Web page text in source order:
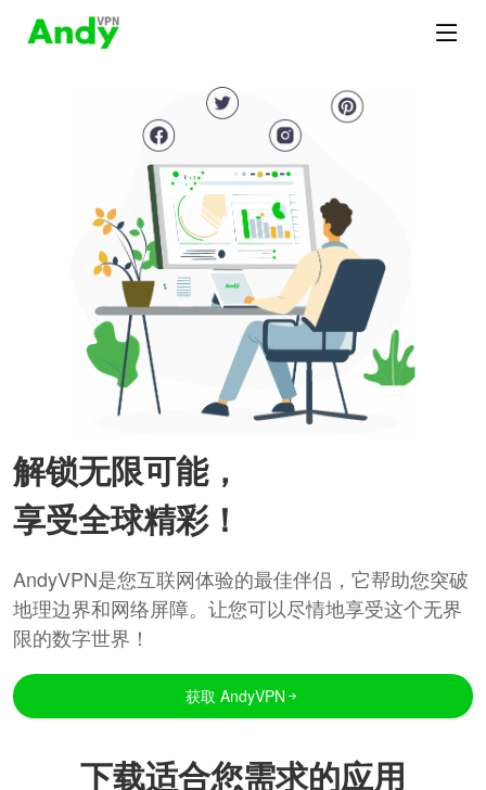
解锁无限可能，
享受全球精彩！
AndyVPN是您互联网体验的最佳伴侣，它帮助您突破
地理边界和网络屏障。让您可以尽情地享受这个无界
限的数字世界！
获取 AndyVPN
下载适合您需求的应用